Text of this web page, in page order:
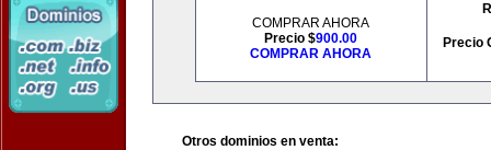
COMPRAR AHORA
Precio $900.00
COMPRAR AHORA
Precio
Otros dominios en venta: